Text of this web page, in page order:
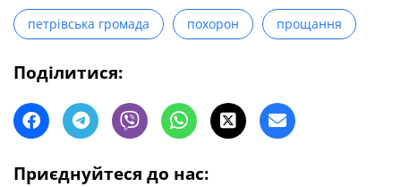
петрівська громада похорон прощання
Поділитися:
Приєднуйтеся до нас: